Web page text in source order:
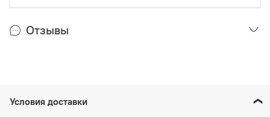
Отзывы
Условия доставки